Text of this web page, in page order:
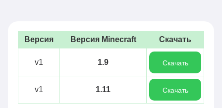
Версия Версия Minecraft Скачать
v1 1.9 Скачать
v1 1.11 Скачать